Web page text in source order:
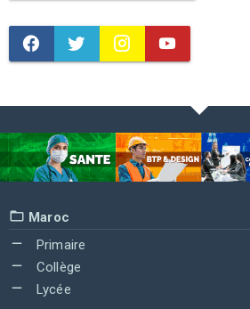
Maroc
Primaire
Collège
Lycée